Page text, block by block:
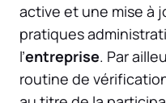
active et une mise à
pratiques
l’entreprise. Par
routine de